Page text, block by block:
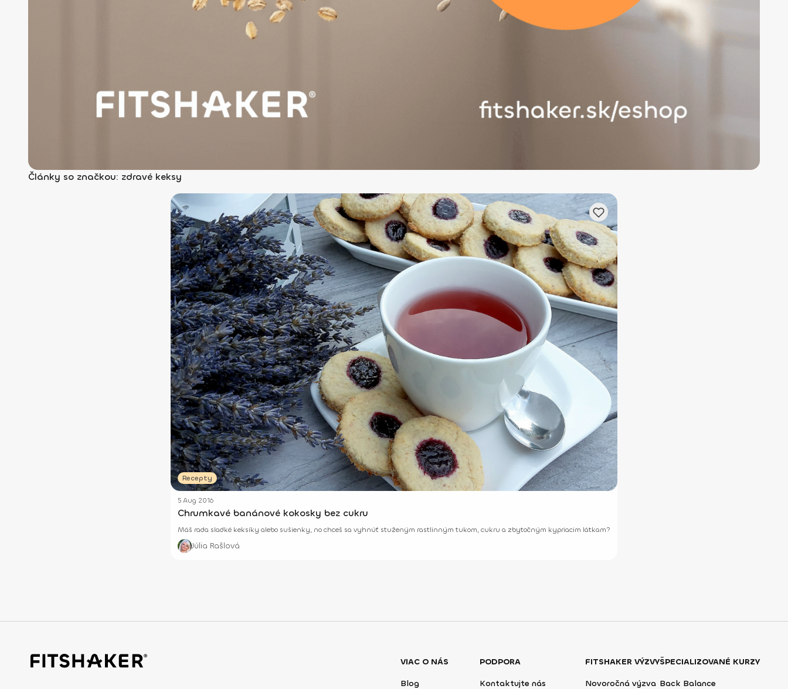
Články so značkou: zdravé keksy
Recepty
5 Aug 2016
Chrumkavé banánové kokosky bez cukru
Máš rada sladké keksíky alebo sušienky, no chceš sa vyhnúť stuženým rastlinným tukom, cukru a zbytočným kypriacim látkam?
Júlia Rašlová
VIAC O NÁS
Blog
PODPORA
Kontaktujte nás
FITSHAKER VÝZVY
Novoročná výzva
ŠPECIALIZOVANÉ KURZY
Back Balance